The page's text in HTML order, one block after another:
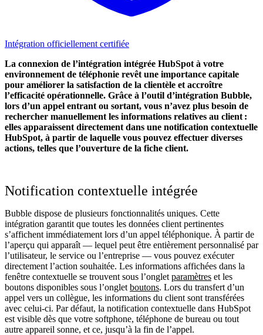
Intégration officiellement certifiée
La connexion de l’intégration intégrée HubSpot à votre
environnement de téléphonie revêt une importance capitale
pour améliorer la satisfaction de la clientèle et accroître
l’efficacité opérationnelle. Grâce à l’outil d’intégration Bubble,
lors d’un appel entrant ou sortant, vous n’avez plus besoin de
rechercher manuellement les informations relatives au client :
elles apparaissent directement dans une notification contextuelle
HubSpot, à partir de laquelle vous pouvez effectuer diverses
actions, telles que l’ouverture de la fiche client.
Notification contextuelle intégrée
Bubble dispose de plusieurs fonctionnalités uniques. Cette
intégration garantit que toutes les données client pertinentes
s’affichent immédiatement lors d’un appel téléphonique. À partir de
l’aperçu qui apparaît — lequel peut être entièrement personnalisé par
l’utilisateur, le service ou l’entreprise — vous pouvez exécuter
directement l’action souhaitée. Les informations affichées dans la
fenêtre contextuelle se trouvent sous l’onglet paramètres et les
boutons disponibles sous l’onglet boutons. Lors du transfert d’un
appel vers un collègue, les informations du client sont transférées
avec celui-ci. Par défaut, la notification contextuelle dans HubSpot
est visible dès que votre softphone, téléphone de bureau ou tout
autre appareil sonne, et ce, jusqu’à la fin de l’appel.